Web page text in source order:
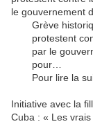
le gouvernement
Grève
protestent
par le
pour…
Pour lire la
Initiative avec la
Cuba : « Les